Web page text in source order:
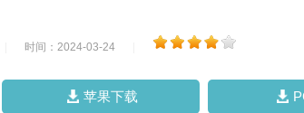
时间：2024-03-24
苹果下载